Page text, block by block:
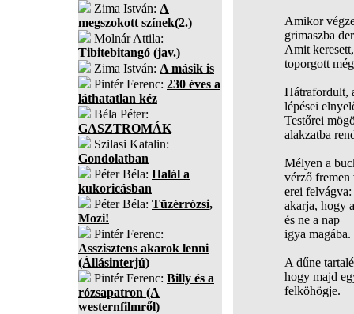
Zima István: A
megszokott színek(2.)
Molnár Attila:
Tibitebitangó (jav.)
Zima István: A másik is
Pintér Ferenc: 230 éves a
láthatatlan kéz
Béla Péter:
GASZTROMÁK
Szilasi Katalin:
Gondolatban
Péter Béla: Halál a
kukoricásban
Péter Béla: Tüzérrózsi,
Mozi!
Pintér Ferenc:
Asszisztens akarok lenni
(Állásinterjú)
Pintér Ferenc: Billy és a
rózsapatron (A
westernfilmről)
Amikor
grimaszba
Amit
toporgott
Hátrafordult,
lépései
Testőrei
alakzatba
Mélyen a
vérző fremen
erei felvágva:
akarja, hogy
és ne a nap
igya magába.
A dűne
hogy majd
felköhögje.